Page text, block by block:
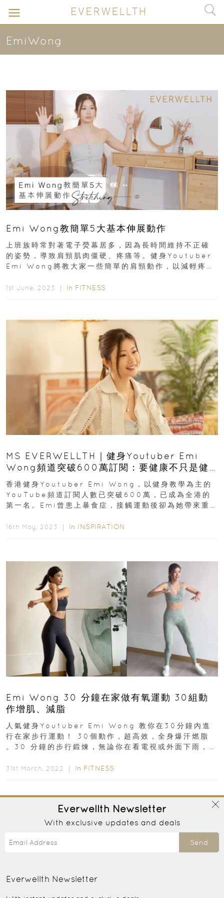
EmiWong
Emi Wong教簡單5大基本伸展動作
上班族時常對著電子熒幕居多，因為長時間維持不正確
的姿勢，導致肩頸肌肉僵硬、疼痛等。健身Youtuber
Emi Wong將教大家一些簡單的肩頸動作，以減輕疼痛
1st June, 2023 ｜ In FITNESS
MS EVERWELLTH｜健身Youtuber Emi
Wong頻道突破600萬訂閱：要健康不只是健
身 也要關注身心靈
香港健身Youtuber Emi Wong，以健身教學為主的
YouTube頻道訂閱人數已突破600萬，已成為全港的
第一名。Emi曾患上暴食症，接觸運動後卻為她帶來重
16th May, 2023 ｜ In INSPIRATION
Emi Wong 30 分鐘在家做有氧運動 30組動
作增肌、減脂
人氣健身Youtuber Emi Wong 教你在30分鐘內進
行在家步行運動！ 30個動作，超高效，全身爆汗燃脂
。30 分鐘的步行鍛煉，無論你在看電視或外面下雨，也
31st March, 2022 ｜ In FITNESS
Everwellth Newsletter
With exclusive updates and deals
Send
Everwellth Newsletter